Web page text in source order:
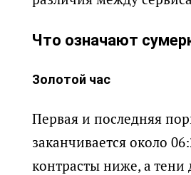
Что означают
Золотой час
Первая и последняя
заканчивается около
контрасты ниже, а